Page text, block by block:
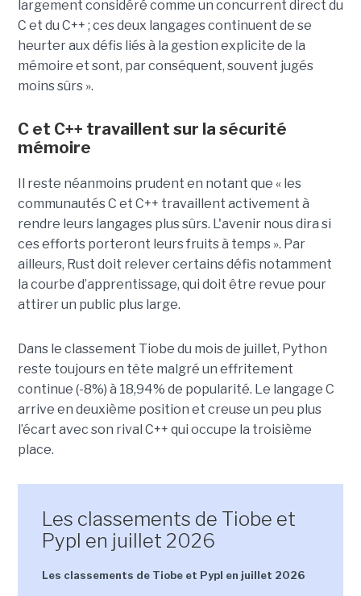
largement considéré comme un concurrent direct du
C et du C++ ; ces deux langages continuent de se
heurter aux défis liés à la gestion explicite de la
mémoire et sont, par conséquent, souvent jugés
moins sûrs ».
C et C++ travaillent sur la sécurité
mémoire
Il reste néanmoins prudent en notant que « les
communautés C et C++ travaillent activement à
rendre leurs langages plus sûrs. L'avenir nous dira si
ces efforts porteront leurs fruits à temps ». Par
ailleurs, Rust doit relever certains défis notamment
la courbe d’apprentissage, qui doit être revue pour
attirer un public plus large.
Dans le classement Tiobe du mois de juillet, Python
reste toujours en tête malgré un effritement
continue (-8%) à 18,94% de popularité. Le langage C
arrive en deuxième position et creuse un peu plus
l’écart avec son rival C++ qui occupe la troisième
place.
Les classements de Tiobe et
Pypl en juillet 2026
Les classements de Tiobe et Pypl en juillet 2026